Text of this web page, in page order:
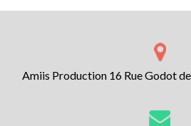
Amiis Production 16 Rue Godot